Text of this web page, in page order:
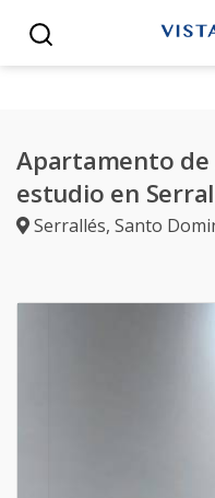
Apartamento de
estudio en
Serrallés, Santo